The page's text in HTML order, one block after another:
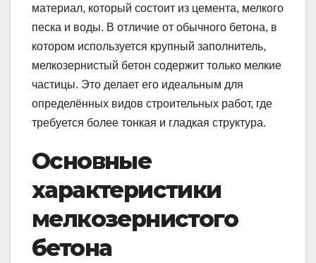
материал, который состоит из цемента, мелкого
песка и воды. В отличие от обычного бетона, в
котором используется крупный заполнитель,
мелкозернистый бетон содержит только мелкие
частицы. Это делает его идеальным для
определённых видов строительных работ, где
требуется более тонкая и гладкая структура.
Основные
характеристики
мелкозернистого
бетона